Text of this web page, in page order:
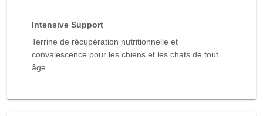
Intensive Support
Terrine de récupération nutritionnelle et
convalescence pour les chiens et les chats de tout
âge